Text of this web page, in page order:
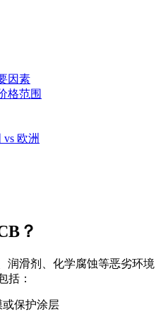
因素
格范围
欧洲
？
润滑剂、化学腐蚀等恶劣环境
括：
保护涂层